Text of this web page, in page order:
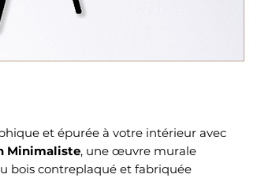
et épurée à votre intérieur avec
Minimaliste, une œuvre murale
bois contreplaqué et fabriquée